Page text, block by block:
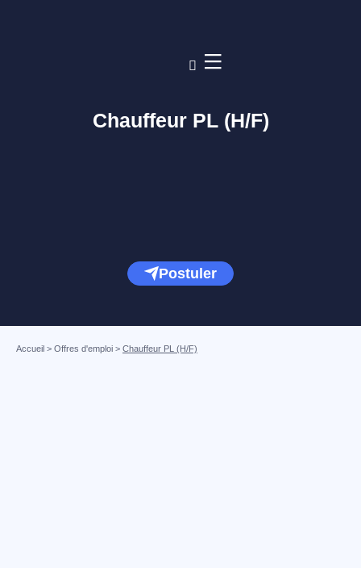
Chauffeur PL (H/F)
Postuler
Accueil > Offres d'emploi > Chauffeur PL (H/F)